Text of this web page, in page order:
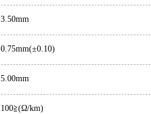
3.50mm
0.75mm(±0.10)
5.00mm
100≧(Ω/km)